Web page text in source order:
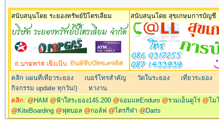
สนับสนุนโดย ระยองทรัพย์ปิโตรเลียม สนับสนุนโดย สุขเกษมการบัญชี
คลิก แผนที่เที่ยวระยอง เบอร์โทรสำคัญ วัดในระยอง เที่ยวระยอง
กิจกรรม update ทุกวัน!) |หางาน
คลิก: @ HAM @ฟ้าใสระยอง145.200 @จอมแหEnduro @รวมเอ็นดูโร่ @โม
@ KiteBoarding @ฟุตบอล @กอล์ฟ @ไตรกีฬา @ Darts